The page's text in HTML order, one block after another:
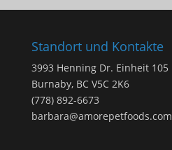
$200.99
Standort und Kontakte
3993 Henning Dr. Einheit 105
Burnaby, BC V5C 2K6
(778) 892-6673
barbara@amorepetfoods.com